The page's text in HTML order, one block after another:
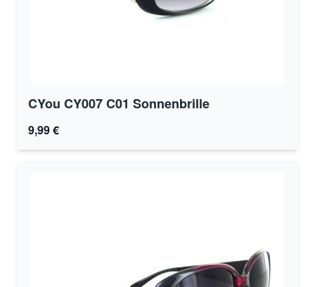
CYou CY007 C01 Sonnenbrille
9,99 €